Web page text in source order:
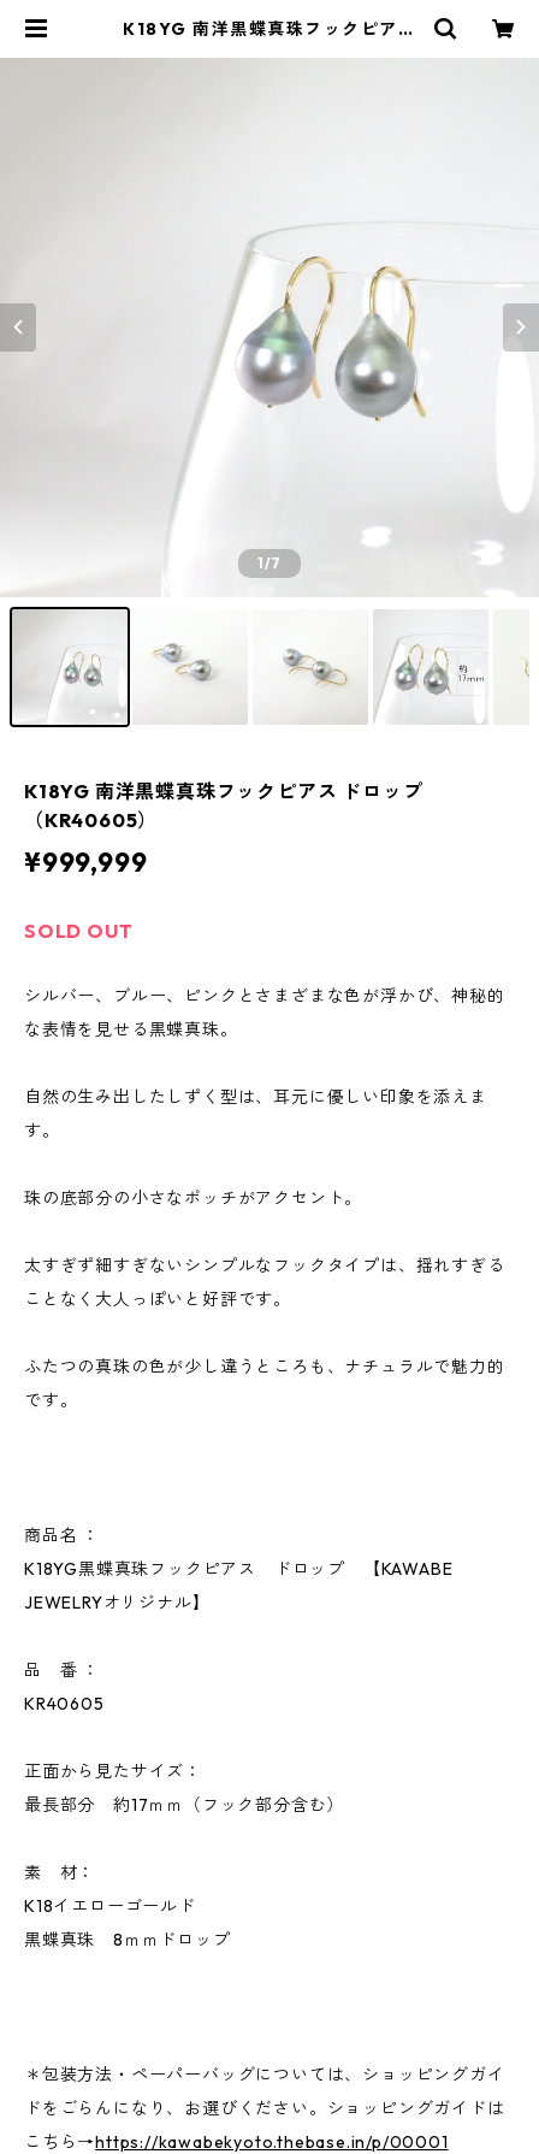
K18YG 南洋黒蝶真珠フックピアス
1/7
K18YG 南洋黒蝶真珠フックピアス ドロップ
（KR40605）
¥999,999
SOLD OUT
シルバー、ブルー、ピンクとさまざまな色が浮かび、神秘的
な表情を見せる黒蝶真珠。
自然の生み出したしずく型は、耳元に優しい印象を添えま
す。
珠の底部分の小さなポッチがアクセント。
太すぎず細すぎないシンプルなフックタイプは、揺れすぎる
ことなく大人っぽいと好評です。
ふたつの真珠の色が少し違うところも、ナチュラルで魅力的
です。
商品名 ：
K18YG黒蝶真珠フックピアス ドロップ 【KAWABE
JEWELRYオリジナル】
品 番 ：
KR40605
正面から見たサイズ：
最長部分 約17ｍｍ（フック部分含む）
素 材：
K18イエローゴールド
黒蝶真珠 8ｍｍドロップ
＊包装方法・ペーパーバッグについては、ショッピングガイ
ドをごらんになり、お選びください。ショッピングガイドは
こちら→https://kawabekyoto.thebase.in/p/00001